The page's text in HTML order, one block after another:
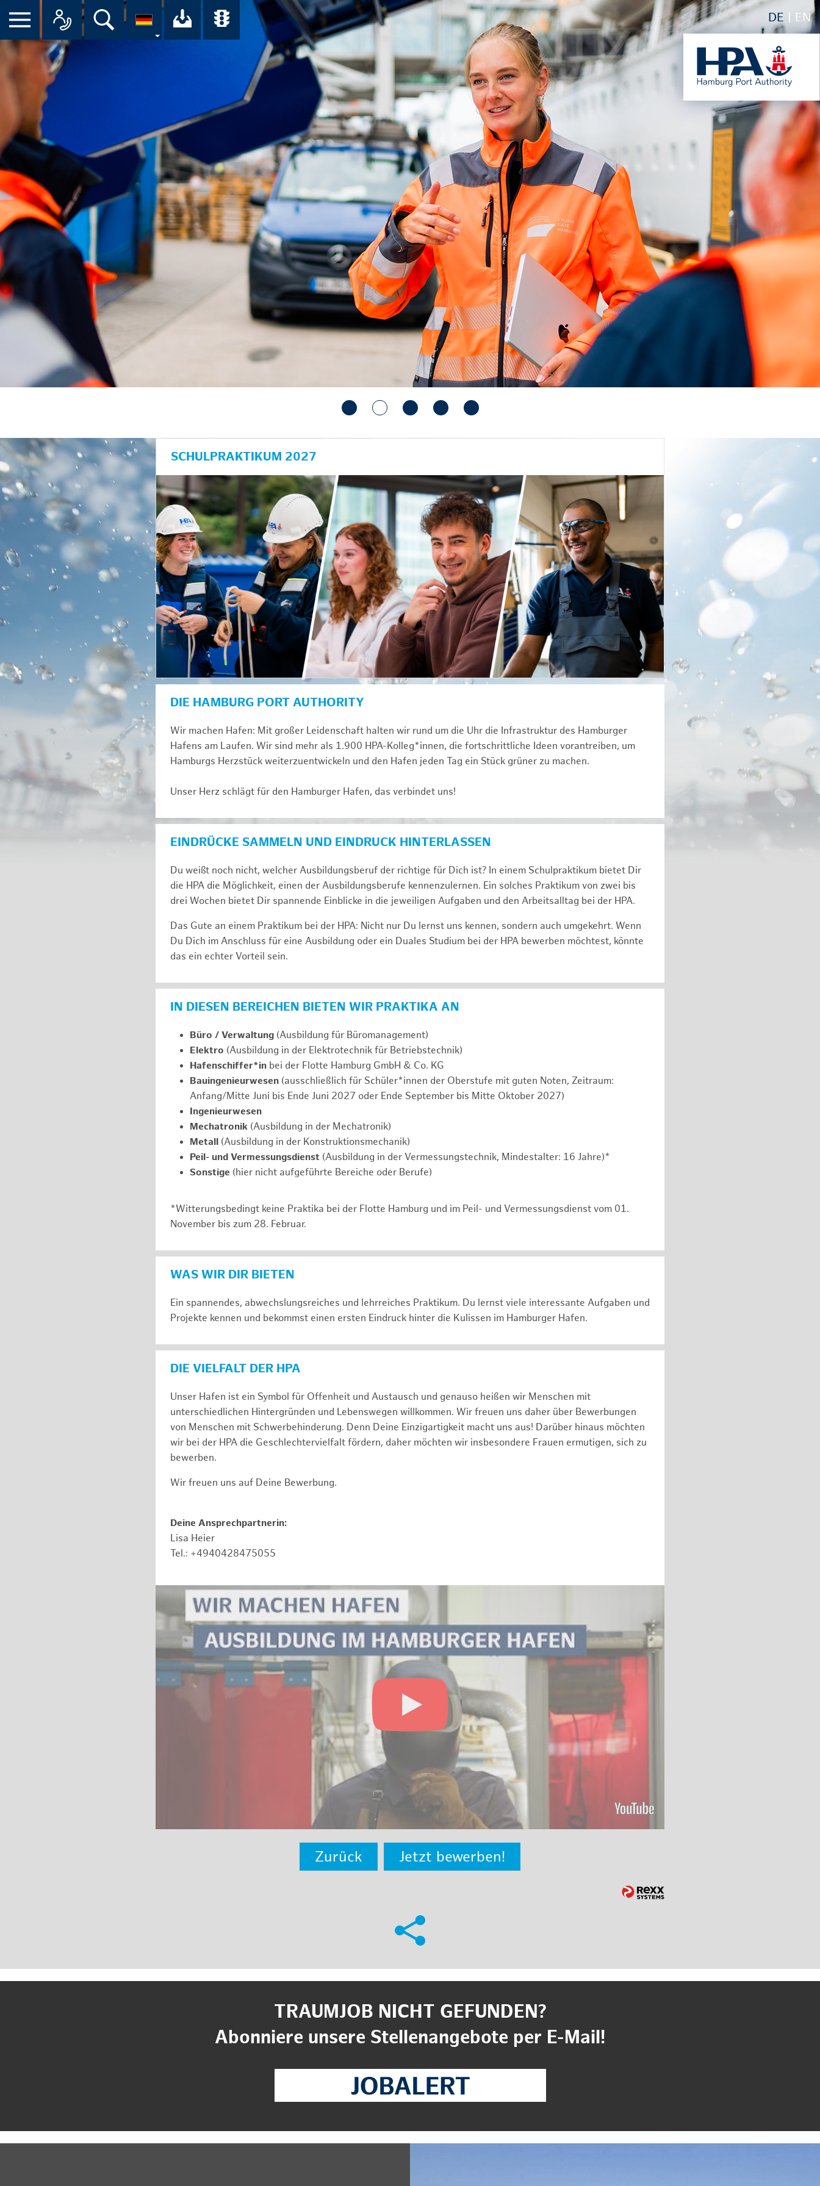
DE EN
Suche Ihr Download-Center der HPA
Übersicht aller Verkehrsmeldungen im Hafen am
SCHULPRAKTIKUM 2027
DIE HAMBURG PORT AUTHORITY
Wir machen Hafen: Mit großer Leidenschaft halten wir rund um die Uhr die Infrastruktur des Hamburger
Hafens am Laufen. Wir sind mehr als 1.900 HPA-Kolleg*innen, die fortschrittliche Ideen vorantreiben, um
Hamburgs Herzstück weiterzuentwickeln und den Hafen jeden Tag ein Stück grüner zu machen.
Unser Herz schlägt für den Hamburger Hafen, das verbindet uns!
EINDRÜCKE SAMMELN UND EINDRUCK HINTERLASSEN
Du weißt noch nicht, welcher Ausbildungsberuf der richtige für Dich ist? In einem Schulpraktikum bietet Dir
die HPA die Möglichkeit, einen der Ausbildungsberufe kennenzulernen. Ein solches Prak­ti­kum von zwei bis
drei Wochen bie­tet Dir span­nen­de Ein­bli­cke in die jeweiligen Aufgaben und den Ar­beits­all­tag bei der HPA.
Das Gute an einem Praktikum bei der HPA: Nicht nur Du lernst uns ken­nen, son­dern auch um­ge­kehrt. Wenn
Du Dich im An­schluss für eine Aus­bil­dung oder ein Duales Studium bei der HPA be­wer­ben möch­test, könnte
das ein ech­ter Vor­teil sein.
IN DIESEN BEREICHEN BIETEN WIR PRAKTIKA AN
Büro / Verwaltung (Ausbildung für Büromanagement)
Elektro (Ausbildung in der Elektrotechnik für Betriebstechnik)
Hafenschiffer*in bei der Flotte Hamburg GmbH & Co. KG
Bauingenieurwesen (ausschließlich für Schüler*innen der Oberstufe mit guten Noten, Zeitraum:
Anfang/Mitte Juni bis Ende Juni 2027 oder Ende September bis Mitte Oktober 2027)
Ingenieurwesen
Mechatronik (Ausbildung in der Mechatronik)
Metall (Ausbildung in der Konstruktionsmechanik)
Peil- und Vermessungsdienst (Ausbildung in der Vermessungstechnik, Mindestalter: 16 Jahre)*
Sonstige (hier nicht aufgeführte Bereiche oder Berufe)
*Witterungsbedingt keine Praktika bei der Flotte Hamburg und im Peil- und Vermessungsdienst vom 01.
November bis zum 28. Februar.
WAS WIR DIR BIETEN
Ein spannendes, abwechslungsreiches und lehrreiches Praktikum. Du lernst viele interessante Aufgaben und
Projekte kennen und bekommst einen ersten Eindruck hinter die Kulissen im Hamburger Hafen.
DIE VIELFALT DER HPA
Unser Hafen ist ein Symbol für Offenheit und Austausch und genauso heißen wir Menschen mit
unterschiedlichen Hintergründen und Lebenswegen willkommen. Wir freuen uns daher über Bewerbungen
von Menschen mit Schwerbehinderung. Denn Deine Einzigartigkeit macht uns aus! Darüber hinaus möchten
wir bei der HPA die Geschlechtervielfalt fördern, daher möchten wir insbesondere Frauen ermutigen, sich zu
bewerben.
Wir freuen uns auf Deine Bewerbung.
Deine Ansprechpartnerin:
Lisa Heier
Tel.: +4940428475055
Zurück Jetzt bewerben!
TRAUMJOB NICHT GEFUNDEN?
Abonniere unsere Stellenangebote per E-Mail!